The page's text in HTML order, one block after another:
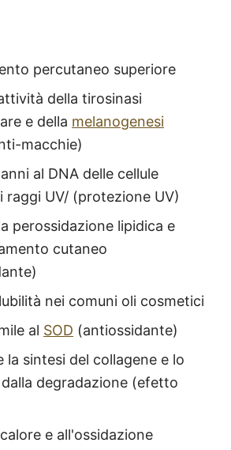
percutaneo superiore
della tirosinasi
e della melanogenesi
macchie)
al DNA delle cellule
raggi UV/ (protezione UV)
perossidazione lipidica e
cutaneo
nei comuni oli cosmetici
al SOD (antiossidante)
la sintesi del collagene e lo
degradazione (efetto
e all'ossidazione